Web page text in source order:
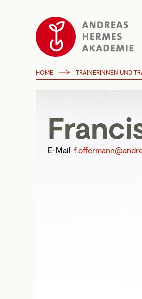
HOME TRAINERINNEN UND
E-Mail